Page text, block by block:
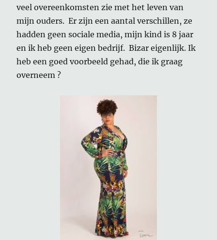
veel overeenkomsten zie met het leven van
mijn ouders. Er zijn een aantal verschillen, ze
hadden geen sociale media, mijn kind is 8 jaar
en ik heb geen eigen bedrijf. Bizar eigenlijk. Ik
heb een goed voorbeeld gehad, die ik graag
overneem ?